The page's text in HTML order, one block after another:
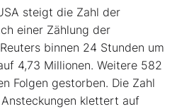
steigt die Zahl der
einer Zählung der
binnen 24 Stunden um
4,73 Millionen. Weitere 582
Folgen gestorben. Die Zahl
klettert auf